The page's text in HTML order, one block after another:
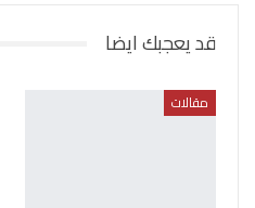
قد يعجبك ايضا
مقالات